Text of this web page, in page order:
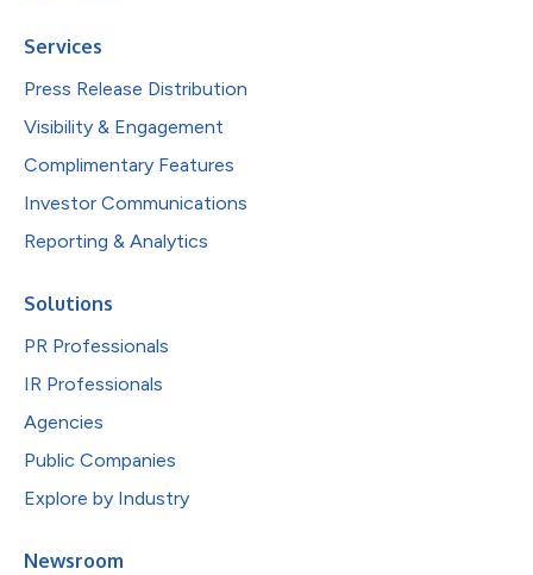
Services
Press Release Distribution
Visibility & Engagement
Complimentary Features
Investor Communications
Reporting & Analytics
Solutions
PR Professionals
IR Professionals
Agencies
Public Companies
Explore by Industry
Newsroom